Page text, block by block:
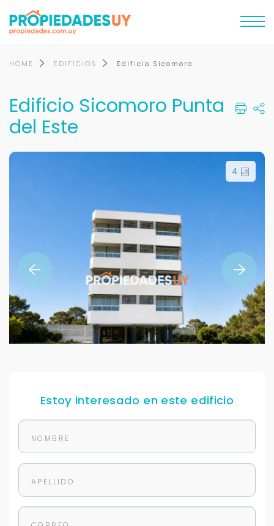
HOME EDIFICIOS Edificio Sicomoro
Edificio Sicomoro Punta
del Este
4
Estoy interesado en este edificio